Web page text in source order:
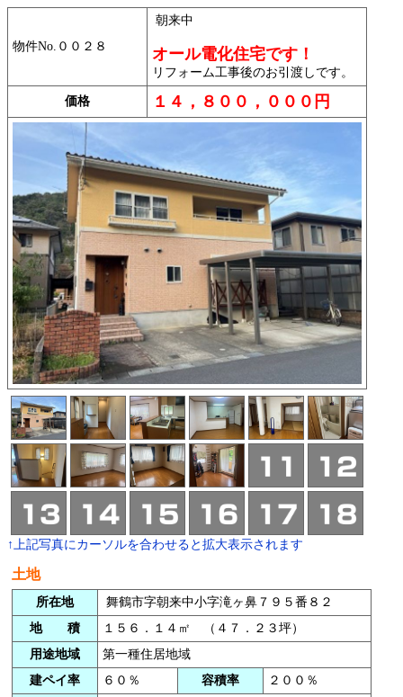
物件No.００２８
朝来中
オール電化住宅です！
リフォーム工事後のお引渡しです。
価格 １４，８００，０００円
↑上記写真にカーソルを合わせると拡大表示されます
土地
所在地
舞鶴市字朝来中小字滝ヶ鼻７９５番８２
地 積
１５６．１４㎡ （４７．２３坪）
用途地域
第一種住居地域
建ペイ率
６０％ 容積率
２００％